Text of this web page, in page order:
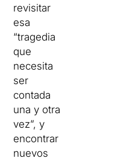
revisitar
esa
“tragedia
que
necesita
ser
contada
una y otra
vez”, y
encontrar
nuevos